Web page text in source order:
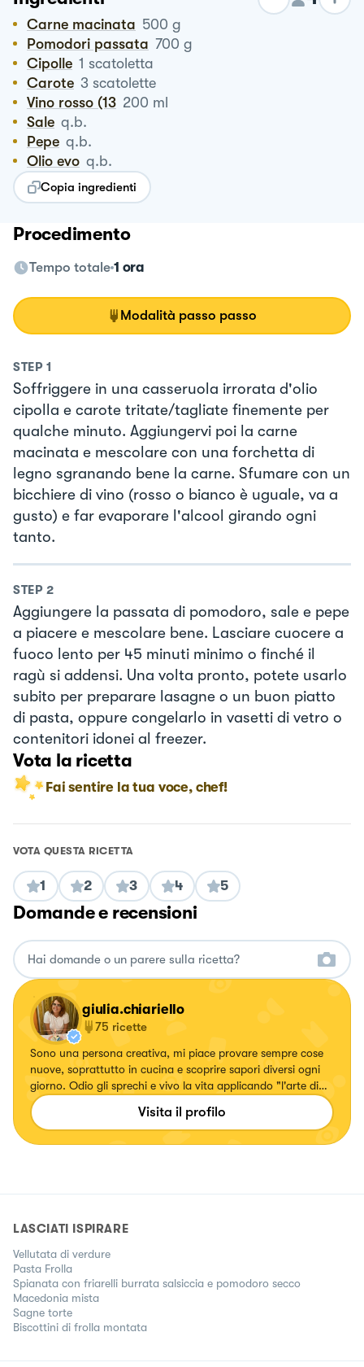
Carne macinata 500 g
Pomodori passata 700 g
Cipolle 1 scatoletta
Carote 3 scatolette
Vino rosso (13 200 ml
Sale q.b.
Pepe q.b.
Olio evo q.b.
Copia ingredienti
Procedimento
Tempo totale 1 ora
Modalità passo passo
STEP 1
Soffriggere in una casseruola irrorata d'olio
cipolla e carote tritate/tagliate finemente per
qualche minuto. Aggiungervi poi la carne
macinata e mescolare con una forchetta di
legno sgranando bene la carne. Sfumare con un
bicchiere di vino (rosso o bianco è uguale, va a
gusto) e far evaporare l'alcool girando ogni
tanto.
STEP 2
Aggiungere la passata di pomodoro, sale e pepe
a piacere e mescolare bene. Lasciare cuocere a
fuoco lento per 45 minuti minimo o finché il
ragù si addensi. Una volta pronto, potete usarlo
subito per preparare lasagne o un buon piatto
di pasta, oppure congelarlo in vasetti di vetro o
contenitori idonei al freezer.
Vota la ricetta
Fai sentire la tua voce, chef!
VOTA QUESTA RICETTA
1 2 3 4 5
Domande e recensioni
giulia.chiariello
75 ricette
Sono una persona creativa, mi piace provare sempre cose
nuove, soprattutto in cucina e scoprire sapori diversi ogni
giorno. Odio gli sprechi e vivo la vita applicando "l'arte di
arrangiarsi", soprattutto in cucina!
Visita il profilo
LASCIATI ISPIRARE
Vellutata di verdure
Pasta Frolla
Spianata con friarelli burrata salsiccia e pomodoro secco
Macedonia mista
Sagne torte
Biscottini di frolla montata